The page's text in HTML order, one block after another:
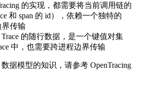
的实现，都需要将当前调用链的
和 span 的 id），依赖一个独特的
界传输
Trace 的随行数据，是一个键值对集
中，也需要跨进程边界传输
数据模型的知识，请参考 OpenTracing